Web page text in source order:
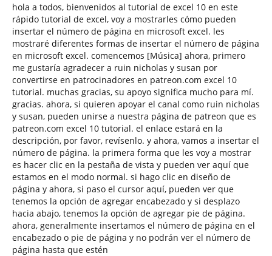
hola a todos, bienvenidos al tutorial de excel 10 en este
rápido tutorial de excel, voy a mostrarles cómo pueden
insertar el número de página en microsoft excel. les
mostraré diferentes formas de insertar el número de página
en microsoft excel. comencemos [Música] ahora, primero
me gustaría agradecer a ruin nicholas y susan por
convertirse en patrocinadores en patreon.com excel 10
tutorial. muchas gracias, su apoyo significa mucho para mí.
gracias. ahora, si quieren apoyar el canal como ruin nicholas
y susan, pueden unirse a nuestra página de patreon que es
patreon.com excel 10 tutorial. el enlace estará en la
descripción, por favor, revísenlo. y ahora, vamos a insertar el
número de página. la primera forma que les voy a mostrar
es hacer clic en la pestaña de vista y pueden ver aquí que
estamos en el modo normal. si hago clic en diseño de
página y ahora, si paso el cursor aquí, pueden ver que
tenemos la opción de agregar encabezado y si desplazo
hacia abajo, tenemos la opción de agregar pie de página.
ahora, generalmente insertamos el número de página en el
encabezado o pie de página y no podrán ver el número de
página hasta que estén